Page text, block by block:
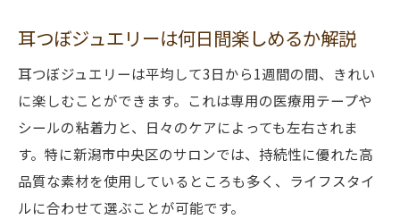
耳つぼジュエリーは何日間楽しめるか解説
耳つぼジュエリーは平均して3日から1週間の間、きれい
に楽しむことができます。これは専用の医療用テープや
シールの粘着力と、日々のケアによっても左右されま
す。特に新潟市中央区のサロンでは、持続性に優れた高
品質な素材を使用しているところも多く、ライフスタイ
ルに合わせて選ぶことが可能です。